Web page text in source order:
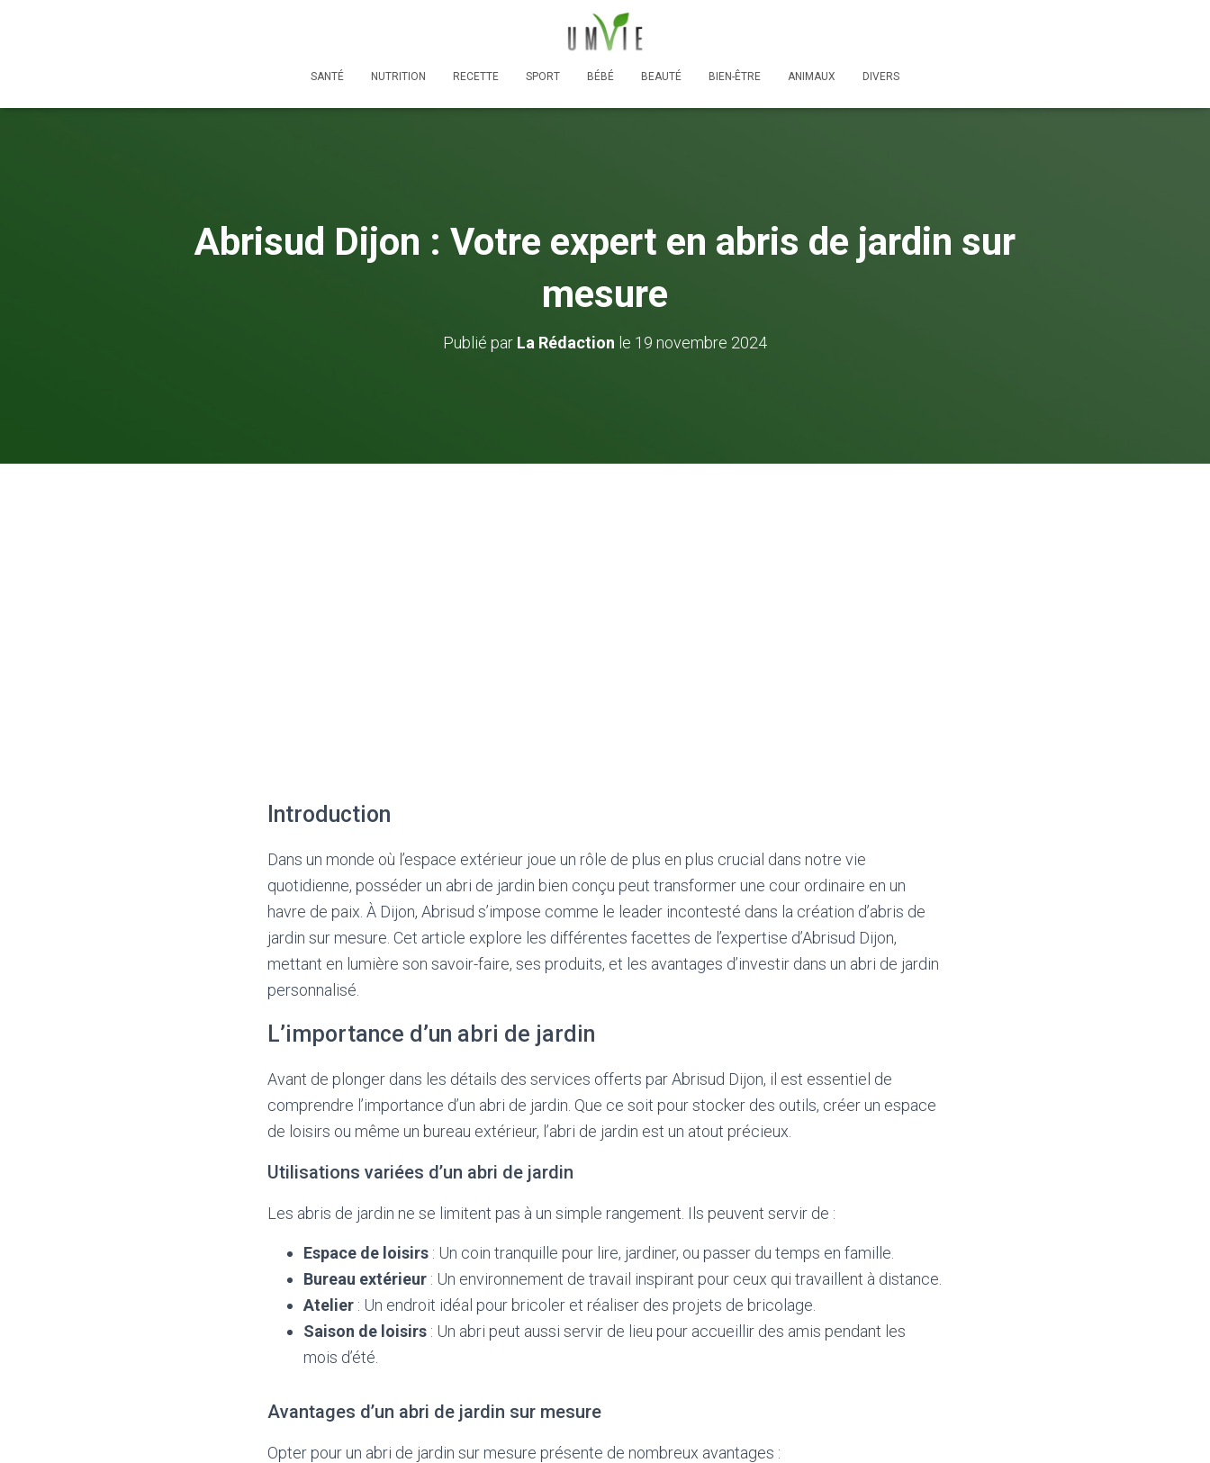
SANTÉ NUTRITION RECETTE SPORT BÉBÉ BEAUTÉ BIEN-ÊTRE ANIMAUX DIVERS
Abrisud Dijon : Votre expert en abris de jardin sur
mesure
Publié par La Rédaction le 19 novembre 2024
Introduction
Dans un monde où l’espace extérieur joue un rôle de plus en plus crucial dans notre vie
quotidienne, posséder un abri de jardin bien conçu peut transformer une cour ordinaire en un
havre de paix. À Dijon, Abrisud s’impose comme le leader incontesté dans la création d’abris de
jardin sur mesure. Cet article explore les différentes facettes de l’expertise d’Abrisud Dijon,
mettant en lumière son savoir-faire, ses produits, et les avantages d’investir dans un abri de jardin
personnalisé.
L’importance d’un abri de jardin
Avant de plonger dans les détails des services offerts par Abrisud Dijon, il est essentiel de
comprendre l’importance d’un abri de jardin. Que ce soit pour stocker des outils, créer un espace
de loisirs ou même un bureau extérieur, l’abri de jardin est un atout précieux.
Utilisations variées d’un abri de jardin
Les abris de jardin ne se limitent pas à un simple rangement. Ils peuvent servir de :
Espace de loisirs : Un coin tranquille pour lire, jardiner, ou passer du temps en famille.
Bureau extérieur : Un environnement de travail inspirant pour ceux qui travaillent à distance.
Atelier : Un endroit idéal pour bricoler et réaliser des projets de bricolage.
Saison de loisirs : Un abri peut aussi servir de lieu pour accueillir des amis pendant les
mois d’été.
Avantages d’un abri de jardin sur mesure
Opter pour un abri de jardin sur mesure présente de nombreux avantages :